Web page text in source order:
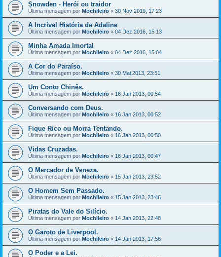
Snowden - Herói ou traidor
Última mensagem por Mochileiro « 30 Nov 2019, 17:23
A Incrível História de Adaline
Última mensagem por Mochileiro « 04 Dez 2016, 15:13
Minha Amada Imortal
Última mensagem por Mochileiro « 04 Dez 2016, 15:04
A Cor do Paraíso.
Última mensagem por Mochileiro « 30 Mai 2013, 23:51
Um Conto Chinês.
Última mensagem por Mochileiro « 16 Jan 2013, 00:54
Conversando com Deus.
Última mensagem por Mochileiro « 16 Jan 2013, 00:52
Fique Rico ou Morra Tentando.
Última mensagem por Mochileiro « 16 Jan 2013, 00:50
Vidas Cruzadas.
Última mensagem por Mochileiro « 16 Jan 2013, 00:47
O Mercador de Veneza.
Última mensagem por Mochileiro « 15 Jan 2013, 23:52
O Homem Sem Passado.
Última mensagem por Mochileiro « 15 Jan 2013, 23:46
Piratas do Vale do Silício.
Última mensagem por Mochileiro « 14 Jan 2013, 22:48
O Garoto de Liverpool.
Última mensagem por Mochileiro « 14 Jan 2013, 17:56
O Poder e a Lei.